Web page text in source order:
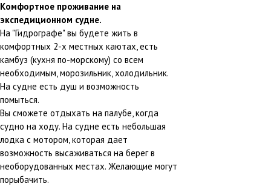
Комфортное проживание на
экспедиционном судне.
На "Гидрографе" вы будете жить в
комфортных 2-х местных каютах, есть
камбуз (кухня по-морскому) со всем
необходимым, морозильник, холодильник.
На судне есть душ и возможность
помыться.
Вы сможете отдыхать на палубе, когда
судно на ходу. На судне есть небольшая
лодка с мотором, которая дает
возможность высаживаться на берег в
необорудованных местах. Желающие могут
порыбачить.